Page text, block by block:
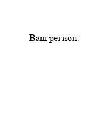
Ваш регион: